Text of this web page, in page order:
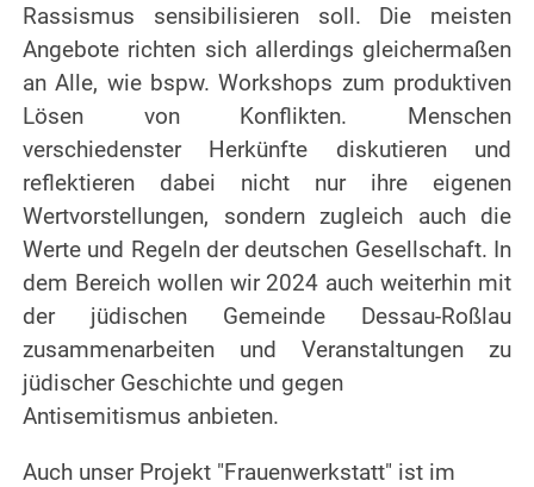
Rassismus sensibilisieren soll. Die meisten
Angebote richten sich allerdings gleichermaßen
an Alle, wie bspw. Workshops zum produktiven
Lösen von Konflikten. Menschen
verschiedenster Herkünfte diskutieren und
reflektieren dabei nicht nur ihre eigenen
Wertvorstellungen, sondern zugleich auch die
Werte und Regeln der deutschen Gesellschaft. In
dem Bereich wollen wir 2024 auch weiterhin mit
der jüdischen Gemeinde Dessau-Roßlau
zusammenarbeiten und Veranstaltungen zu
jüdischer Geschichte und gegen
Antisemitismus anbieten.
Auch unser Projekt "Frauenwerkstatt" ist im